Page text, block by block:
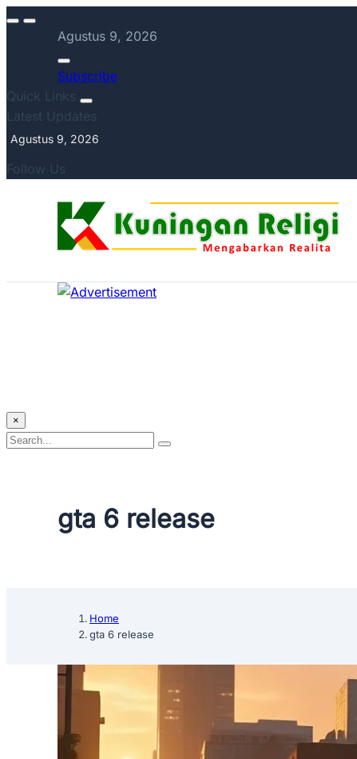
Agustus 9, 2026
Subscribe
Quick Links
Latest Updates
Agustus 9, 2026
Follow Us
×
Search
Search
gta 6 release
Home
gta 6 release